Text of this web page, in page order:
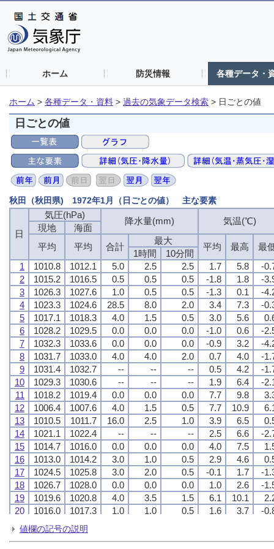
ホーム 防災情報 各種データ・
ホーム > 各種データ・資料 > 過去の気象データ検索 > 日ごとの値
日ごとの値
秋田（秋田県) 1972年1月（日ごとの値） 主な要素
日
気圧(hPa)
降水量(mm) 気温(℃)
現地
海面
平均
平均 合計
最大
平均 最高 最
1時間
10分間
1
1010.8 1012.1 5.0 2.5 2.5 1.7 5.8
-
2
1015.2 1016.5 0.5 0.5 0.5 -1.8 1.8
-
3
1026.3 1027.6 1.0 0.5 0.5 -1.3 0.1
-
4
1023.3 1024.6 28.5 8.0 2.0 3.4 7.3
-
5
1017.1 1018.3 4.0 1.5 0.5 3.0 5.6
6
1028.2 1029.5 0.0 0.0 0.0 -1.0 0.6
-
7
1032.3 1033.6 0.0 0.0 0.0 -0.9 3.2
-
8
1031.7 1033.0 4.0 4.0 2.0 0.7 4.0
-
9
1031.4 1032.7 -- -- -- 0.5 4.2
-
10
1029.3 1030.6 -- -- -- 1.9 6.4
-
11
1018.2 1019.4 0.0 0.0 0.0 7.7 9.8
12
1006.4 1007.6 4.0 1.5 0.5 7.7 10.9
13
1010.5 1011.7 16.0 2.5 1.0 3.9 6.5
14
1021.1 1022.4 -- -- -- 2.5 6.6
-
15
1014.7 1016.0 0.0 0.0 0.0 4.0 7.5
16
1013.0 1014.2 3.0 1.0 0.5 2.9 4.6
17
1024.5 1025.8 3.0 2.0 0.5 -0.1 1.7
-
18
1026.7 1028.0 0.0 0.0 0.0 1.0 2.6
-
19
1019.6 1020.8 4.0 3.5 1.5 6.1 10.1
20
1016.0 1017.3 1.0 1.0 0.5 1.6 3.7
-
21
1010.3 1011.5
22
1012.3 1013.6
日
気圧(hPa)
降水量(mm) 気温(℃)
現地
海面
平均
平均 合計
最大
平均 最高 最
1時間
10分間
1
1010.8 1012.1 5.0 2.5 2.5 1.7 5.8
-
2
1015.2 1016.5 0.5 0.5 0.5 -1.8 1.8
-
3
1026.3 1027.6 1.0 0.5 0.5 -1.3 0.1
-
4
1023.3 1024.6 28.5 8.0 2.0 3.4 7.3
-
5
1017.1 1018.3 4.0 1.5 0.5 3.0 5.6
6
1028.2 1029.5 0.0 0.0 0.0 -1.0 0.6
-
7
1032.3 1033.6 0.0 0.0 0.0 -0.9 3.2
-
8
1031.7 1033.0 4.0 4.0 2.0 0.7 4.0
-
9
1031.4 1032.7 -- -- -- 0.5 4.2
-
10
1029.3 1030.6 -- -- -- 1.9 6.4
-
11
1018.2 1019.4 0.0 0.0 0.0 7.7 9.8
12
1006.4 1007.6 4.0 1.5 0.5 7.7 10.9
13
1010.5 1011.7 16.0 2.5 1.0 3.9 6.5
14
1021.1 1022.4 -- -- -- 2.5 6.6
-
15
1014.7 1016.0 0.0 0.0 0.0 4.0 7.5
16
1013.0 1014.2 3.0 1.0 0.5 2.9 4.6
17
1024.5 1025.8 3.0 2.0 0.5 -0.1 1.7
-
18
1026.7 1028.0 0.0 0.0 0.0 1.0 2.6
-
19
1019.6 1020.8 4.0 3.5 1.5 6.1 10.1
20
1016.0 1017.3 1.0 1.0 0.5 1.6 3.7
-
21
1010.3 1011.5
22
1012.3 1013.6
日
気圧(hPa)
降水量(mm) 気温(℃)
現地
海面
平均
平均 合計
最大
平均 最高 最
1時間
10分間
1
1010.8 1012.1 5.0 2.5 2.5 1.7 5.8
-
2
1015.2 1016.5 0.5 0.5 0.5 -1.8 1.8
-
3
1026.3 1027.6 1.0 0.5 0.5 -1.3 0.1
-
4
1023.3 1024.6 28.5 8.0 2.0 3.4 7.3
-
5
1017.1 1018.3 4.0 1.5 0.5 3.0 5.6
6
1028.2 1029.5 0.0 0.0 0.0 -1.0 0.6
-
7
1032.3 1033.6 0.0 0.0 0.0 -0.9 3.2
-
8
1031.7 1033.0 4.0 4.0 2.0 0.7 4.0
-
9
1031.4 1032.7 -- -- -- 0.5 4.2
-
10
1029.3 1030.6 -- -- -- 1.9 6.4
-
11
1018.2 1019.4 0.0 0.0 0.0 7.7 9.8
12
1006.4 1007.6 4.0 1.5 0.5 7.7 10.9
13
1010.5 1011.7 16.0 2.5 1.0 3.9 6.5
14
1021.1 1022.4 -- -- -- 2.5 6.6
-
15
1014.7 1016.0 0.0 0.0 0.0 4.0 7.5
16
1013.0 1014.2 3.0 1.0 0.5 2.9 4.6
17
1024.5 1025.8 3.0 2.0 0.5 -0.1 1.7
-
18
1026.7 1028.0 0.0 0.0 0.0 1.0 2.6
-
19
1019.6 1020.8 4.0 3.5 1.5 6.1 10.1
20
1016.0 1017.3 1.0 1.0 0.5 1.6 3.7
-
21
1010.3 1011.5
22
1012.3 1013.6
日
気圧(hPa)
降水量(mm) 気温(℃)
現地
海面
平均
平均 合計
最大
平均 最高 最
1時間
10分間
1
1010.8 1012.1 5.0 2.5 2.5 1.7 5.8
-
2
1015.2 1016.5 0.5 0.5 0.5 -1.8 1.8
-
3
1026.3 1027.6 1.0 0.5 0.5 -1.3 0.1
-
4
1023.3 1024.6 28.5 8.0 2.0 3.4 7.3
-
5
1017.1 1018.3 4.0 1.5 0.5 3.0 5.6
6
1028.2 1029.5 0.0 0.0 0.0 -1.0 0.6
-
7
1032.3 1033.6 0.0 0.0 0.0 -0.9 3.2
-
8
1031.7 1033.0 4.0 4.0 2.0 0.7 4.0
-
9
1031.4 1032.7 -- -- -- 0.5 4.2
-
10
1029.3 1030.6 -- -- -- 1.9 6.4
-
11
1018.2 1019.4 0.0 0.0 0.0 7.7 9.8
12
1006.4 1007.6 4.0 1.5 0.5 7.7 10.9
13
1010.5 1011.7 16.0 2.5 1.0 3.9 6.5
14
1021.1 1022.4 -- -- -- 2.5 6.6
-
15
1014.7 1016.0 0.0 0.0 0.0 4.0 7.5
16
1013.0 1014.2 3.0 1.0 0.5 2.9 4.6
17
1024.5 1025.8 3.0 2.0 0.5 -0.1 1.7
-
18
1026.7 1028.0 0.0 0.0 0.0 1.0 2.6
-
19
1019.6 1020.8 4.0 3.5 1.5 6.1 10.1
20
1016.0 1017.3 1.0 1.0 0.5 1.6 3.7
-
21
1010.3 1011.5
22
1012.3 1013.6
値欄の記号の説明